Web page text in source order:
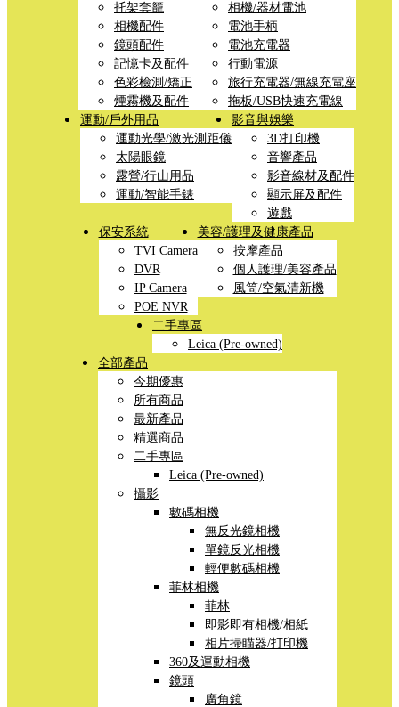
托架套籠
相機配件
鏡頭配件
記憶卡及配件
色彩檢測/矯正
煙霧機及配件
相機/器材電池
電池手柄
電池充電器
行動電源
旅行充電器/無線充電座
拖板/USB快速充電線
運動/戶外用品
運動光學/激光測距儀
太陽眼鏡
露營/行山用品
運動/智能手錶
影音與娛樂
3D打印機
音響產品
影音線材及配件
顯示屏及配件
遊戲
保安系統
TVI Camera
DVR
IP Camera
POE NVR
美容/護理及健康產品
按摩產品
個人護理/美容產品
風筒/空氣清新機
二手專區
Leica (Pre-owned)
全部產品
今期優惠
所有商品
最新產品
精選商品
二手專區
Leica (Pre-owned)
攝影
數碼相機
無反光鏡相機
單鏡反光相機
輕便數碼相機
菲林相機
菲林
即影即有相機/相紙
相片掃瞄器/打印機
360及運動相機
鏡頭
廣角鏡